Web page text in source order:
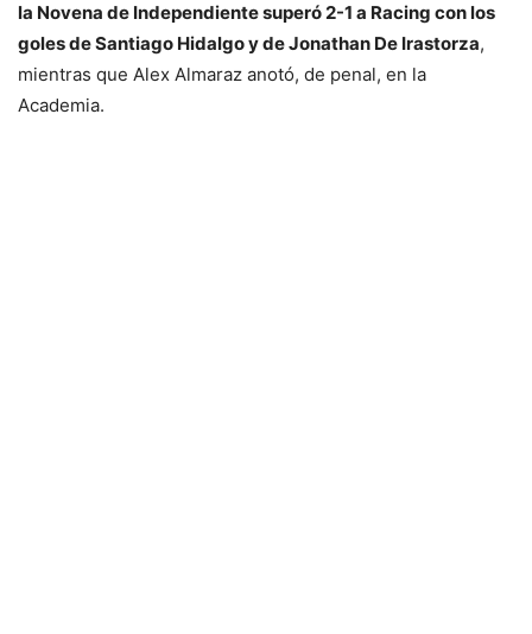
la Novena de Independiente superó 2-1 a Racing con los
goles de Santiago Hidalgo y de Jonathan De Irastorza,
mientras que Alex Almaraz anotó, de penal, en la
Academia.